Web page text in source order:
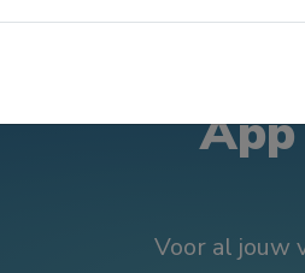
Voor al jouw